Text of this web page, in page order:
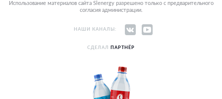
Использование материалов сайта Slenergy разрешено только с предварительного
согласия администрации.
НАШИ КАНАЛЫ:
СДЕЛАЛ ПАРТНЁР